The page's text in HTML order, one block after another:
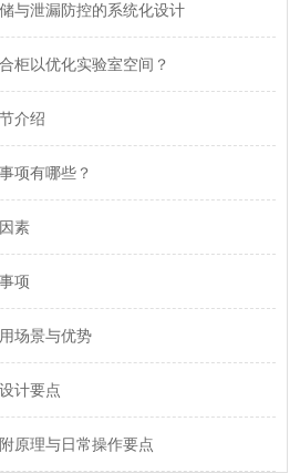
与泄漏防控的系统化设计
柜以优化实验室空间？
介绍
项有哪些？
素
项
场景与优势
计要点
原理与日常操作要点